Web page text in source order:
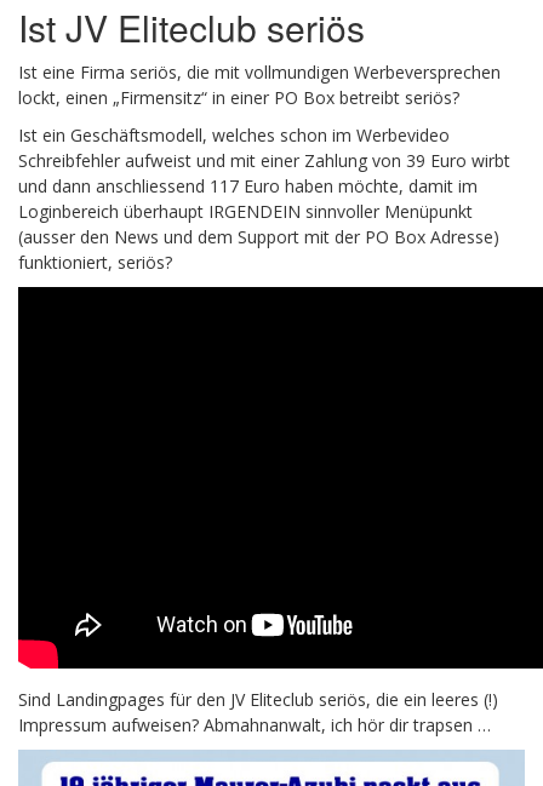
Ist JV Eliteclub seriös
Ist eine Firma seriös, die mit vollmundigen Werbeversprechen
lockt, einen „Firmensitz“ in einer PO Box betreibt seriös?
Ist ein Geschäftsmodell, welches schon im Werbevideo
Schreibfehler aufweist und mit einer Zahlung von 39 Euro wirbt
und dann anschliessend 117 Euro haben möchte, damit im
Loginbereich überhaupt IRGENDEIN sinnvoller Menüpunkt
(ausser den News und dem Support mit der PO Box Adresse)
funktioniert, seriös?
Sind Landingpages für den JV Eliteclub seriös, die ein leeres (!)
Impressum aufweisen? Abmahnanwalt, ich hör dir trapsen …